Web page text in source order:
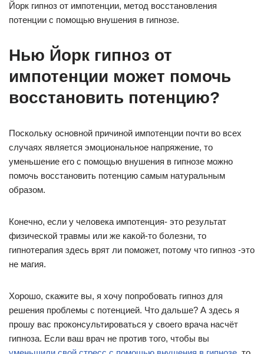
Йорк гипноз от импотенции, метод восстановления
потенции с помощью внушения в гипнозе.
Нью Йорк гипноз от
импотенции может помочь
восстановить потенцию?
Поскольку основной причиной импотенции почти во всех
случаях является эмоциональное напряжение, то
уменьшение его с помощью внушения в гипнозе можно
помочь восстановить потенцию самым натуральным
образом.
Конечно, если у человека импотенция- это результат
физической травмы или же какой-то болезни, то
гипнотерапия здесь врят ли поможет, потому что гипноз -это
не магия.
Хорошо, скажите вы, я хочу попробовать гипноз для
решения проблемы с потенцией. Что дальше? А здесь я
прошу вас проконсультироваться у своего врача насчёт
гипноза. Если ваш врач не против того, чтобы вы